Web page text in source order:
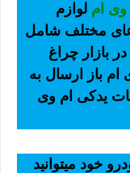
وی ام لوازم
مختلف شامل
بازار چراغ
باز ارسال به
یدکی ام وی
خود میتوانید